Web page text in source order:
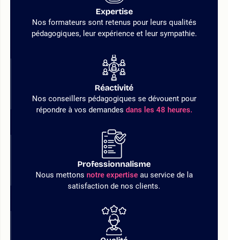
Expertise
Nos formateurs sont retenus pour leurs qualités
pédagogiques, leur expérience et leur sympathie.
Réactivité
Nos conseillers pédagogiques se dévouent pour
répondre à vos demandes dans les 48 heures.
Professionnalisme
Nous mettons notre expertiseau service de la
satisfaction de nos clients.